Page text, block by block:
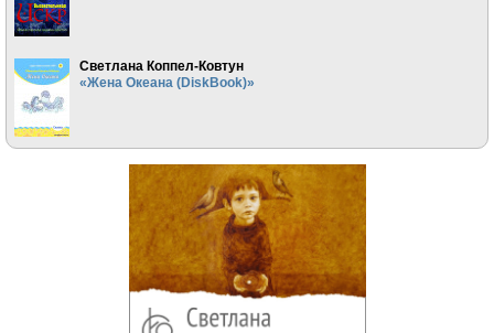
Светлана Коппел-Ковтун
«Жена Океана (DiskBook)»